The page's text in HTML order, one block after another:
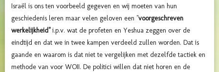
Israël is ons ten voorbeeld gegeven en wij moeten van hun
geschiedenis leren maar velen geloven een "voorgeschreven
werkelijkheid"i.p.v. wat de profeten en Yeshua zeggen over de
eindtijd en dat we in twee kampen verdeeld zullen worden. Dat is
gaande en waarom is dat niet te vergelijken met dezelfde tactiek en
methode van voor WOII. De politici willen dat niet horen en de